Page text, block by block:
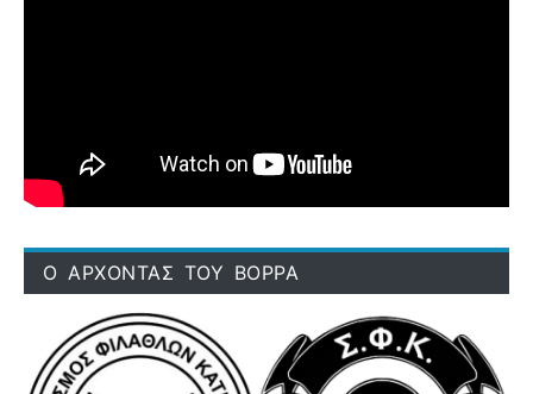
Ο ΑΡΧΟΝΤΑΣ ΤΟΥ ΒΟΡΡΑ